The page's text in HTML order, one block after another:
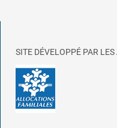
SITE DÉVELOPPÉ PAR